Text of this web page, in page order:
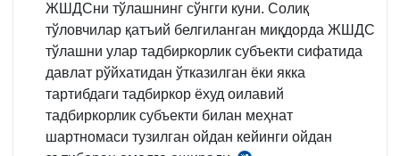
ЖШДСни тўлашнинг сўнгги куни. Солиқ
тўловчилар қатъий белгиланган миқдорда ЖШДС
тўлашни улар тадбиркорлик субъекти сифатида
давлат рўйхатидан ўтказилган ёки якка
тартибдаги тадбиркор ёхуд оилавий
тадбиркорлик субъекти билан меҳнат
шартномаси тузилган ойдан кейинги ойдан